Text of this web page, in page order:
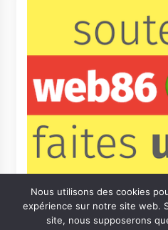
Nous utilisons des cookies
expérience sur notre site web.
site, nous supposerons